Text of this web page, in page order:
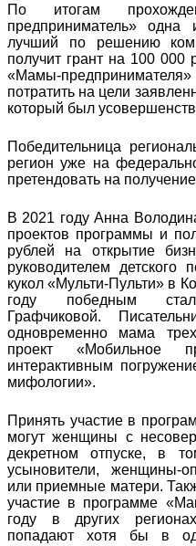
По итогам
предприниматель» одна
лучший по решению
получит грант на 100
«Мамы-
потратить на цели
который был
Победительница
регион уже на
претендовать на
В 2021 году Анна
проектов программы и
рублей на открытие
руководителем детского
кукол «Мульти-Пульти» в
году победным
Графчиковой.
одновременно мама
проект «Мобильное
интерактивным
мифологии».
Принять участие в
могут женщины с
декретном отпуске, в
усыновители, женщины-
или приемные матери.
участие в программе
году в других
попадают хотя бы в